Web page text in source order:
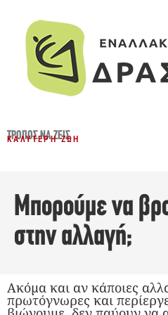
ΤΡΌΠΟΣ ΝΑ ΖΕΙΣ
ΚΑΛΎΤΕΡΗ ΖΩΉ
Μπορούμε να
στην αλλαγή;
Ακόμα και αν κάποιες
πρωτόγνωρες και